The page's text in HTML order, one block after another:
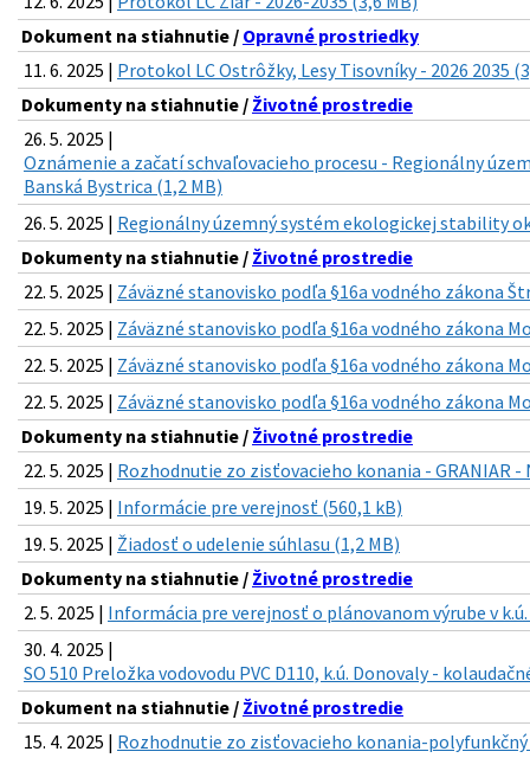
Dokument na stiahnutie / Opravné prostriedky
11. 6. 2025 | Protokol LC Ostrôžky, Lesy Tisovníky - 2026 2035
Dokumenty na stiahnutie / Životné prostredie
26. 5. 2025 |
Oznámenie a začatí schvaľovacieho procesu - Regionálny
Banská Bystrica (1,2 MB)
26. 5. 2025 | Regionálny územný systém ekologickej stability
Dokumenty na stiahnutie / Životné prostredie
22. 5. 2025 | Záväzné stanovisko podľa §16a vodného zákona
22. 5. 2025 | Záväzné stanovisko podľa §16a vodného zákona
22. 5. 2025 | Záväzné stanovisko podľa §16a vodného zákona
22. 5. 2025 | Záväzné stanovisko podľa §16a vodného zákona
Dokumenty na stiahnutie / Životné prostredie
22. 5. 2025 | Rozhodnutie zo zisťovacieho konania - GRANIAR -
19. 5. 2025 | Informácie pre verejnosť (560,1 kB)
19. 5. 2025 | Žiadosť o udelenie súhlasu (1,2 MB)
Dokumenty na stiahnutie / Životné prostredie
2. 5. 2025 | Informácia pre verejnosť o plánovanom výrube v
30. 4. 2025 |
SO 510 Preložka vodovodu PVC D110, k.ú. Donovaly -
Dokument na stiahnutie / Životné prostredie
15. 4. 2025 | Rozhodnutie zo zisťovacieho konania-polyfunkčný